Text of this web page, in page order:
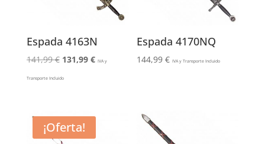
Espada 4163N
141,99€ El
precio
141,99 €.
131,99 €El
131,99 €.
IVA y
Transporte Incluido
Espada 4170NQ
144,99€ IVA y Transporte Incluido
¡Oferta!